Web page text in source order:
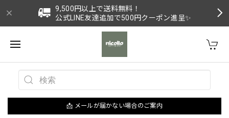
9,500円以上で送料無料！
公式LINE友達追加で500円クーポン進呈✨
📩 メールが届かない場合のご案内